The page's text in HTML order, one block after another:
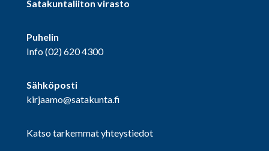
Satakuntaliiton virasto
Puhelin
Info(02) 620 4300
Sähköposti
kirjaamo@satakunta.fi
Katso tarkemmat yhteystiedot